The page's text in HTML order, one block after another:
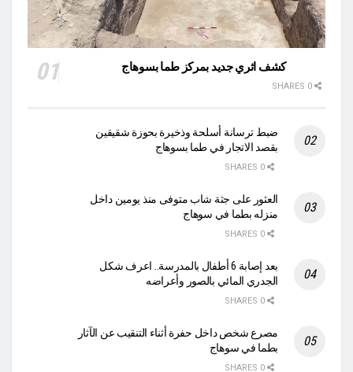
كشف اثري جديد بمركز طما بسوهاج
ضبط ترسانة أسلحة وذخيرة بحوزة شقيقين
بقصد الاتجار في طما بسوهاج
العثور على جثة شاب متوفى منذ يومين داخل
منزله بطما في سوهاج
بعد إصابة 6 أطفال بالمدرسة.. اعرف شكل
الجدري المائي بالصور وأعراضه
مصرع شخص داخل حفرة أثناء التنقيب عن الآثار
بطما في سوهاج